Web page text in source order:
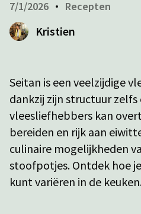
Kristien
7/1/2026 Recepten
Seitan is een veelzijdige
dankzij zijn structuur
vleesliefhebbers kan
bereiden en rijk aan
culinaire mogelijkheden
stoofpotjes. Ontdek hoe
kunt variëren in de